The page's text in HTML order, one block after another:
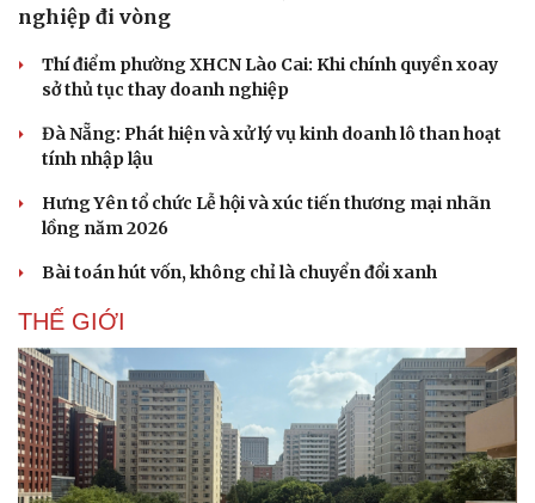
Pháp luật
Tin nóng
Tư vấn luật
Việt Nam
nghiệp đi vòng
Thí điểm phường XHCN Lào Cai: Khi chính quyền xoay
sở thủ tục thay doanh nghiệp
Đà Nẵng: Phát hiện và xử lý vụ kinh doanh lô than hoạt
tính nhập lậu
Hưng Yên tổ chức Lễ hội và xúc tiến thương mại nhãn
lồng năm 2026
Bài toán hút vốn, không chỉ là chuyển đổi xanh
THẾ GIỚI